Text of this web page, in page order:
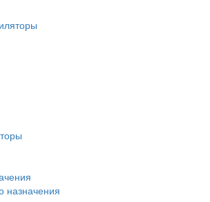
назначения